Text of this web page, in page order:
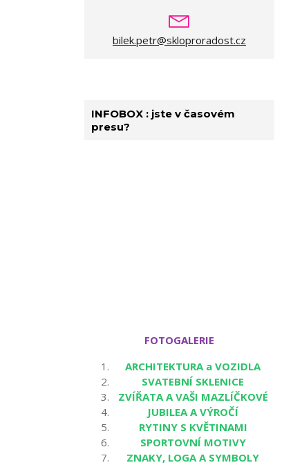
bilek.petr@skloproradost.cz
INFOBOX : jste v časovém
presu?
FOTOGALERIE
ARCHITEKTURA a VOZIDLA
SVATEBNÍ SKLENICE
ZVÍŘATA A VAŠI MAZLÍČKOVÉ
JUBILEA A VÝROČÍ
RYTINY S KVĚTINAMI
SPORTOVNÍ MOTIVY
ZNAKY, LOGA A SYMBOLY